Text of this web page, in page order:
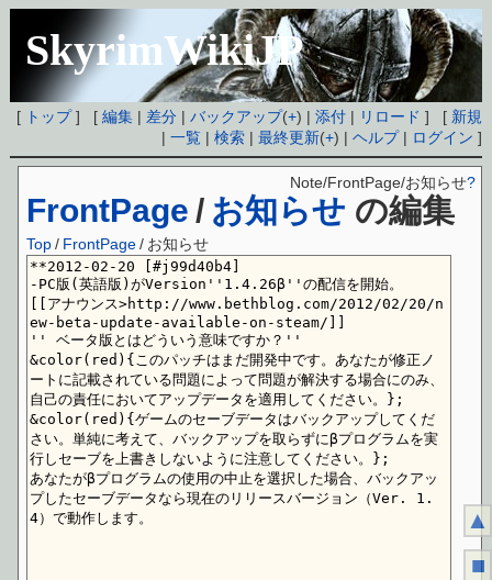
SkyrimWikiJP
[ トップ] [編集 | 差分 |バックアップ(+) |添付 | リロード ] [ 新規
|一覧 |検索 |最終更新(+) |ヘルプ| ログイン ]
FrontPage / お知らせ の編集
Note/FrontPage/お知らせ?
Top / FrontPage/ お知らせ
▲
■